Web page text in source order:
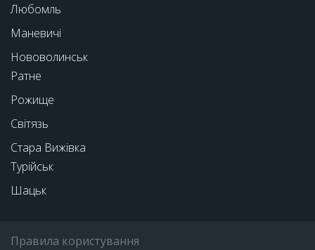
Любомль
Маневичі
Нововолинськ
Ратне
Рожище
Світязь
Стара Вижівка
Турійськ
Шацьк
Правила користування